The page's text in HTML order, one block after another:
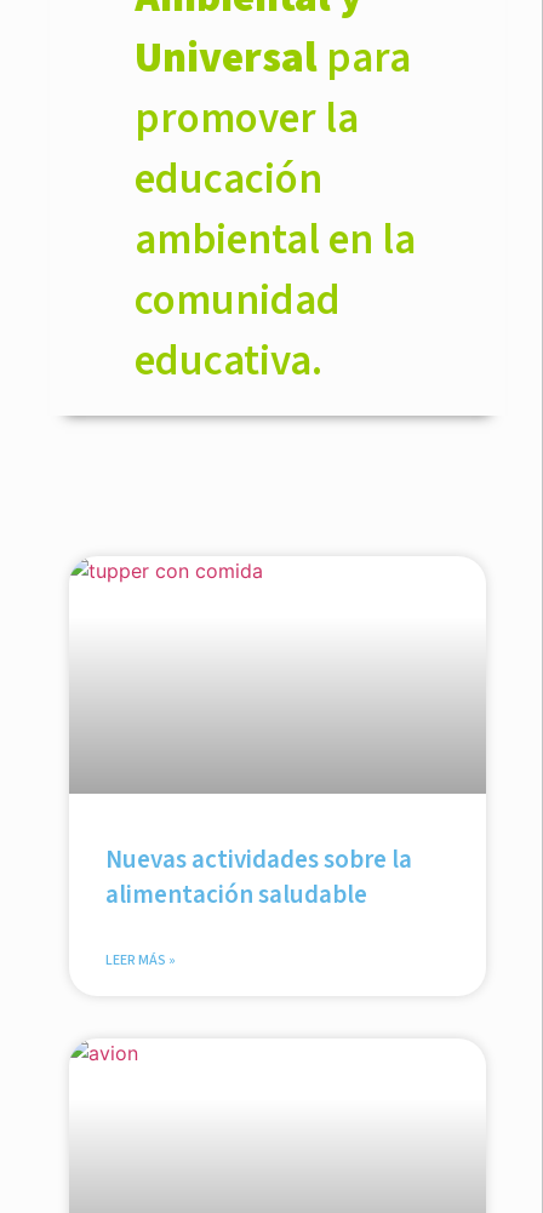
Universal para
promover la
educación
ambiental en la
comunidad
educativa.
Nuevas actividades sobre la
alimentación saludable
LEER MÁS »